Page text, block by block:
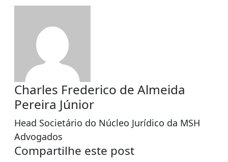
Charles Frederico de Almeida
Pereira Júnior
Head Societário do Núcleo Jurídico da MSH
Advogados
Compartilhe este post